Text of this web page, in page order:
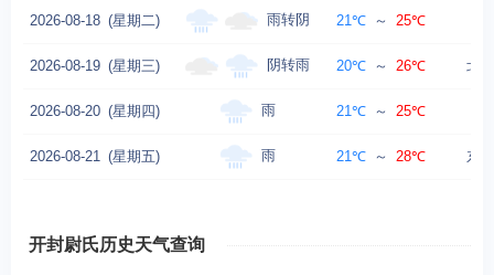
2026-08-18 (星期二) 雨转阴 21℃ ～ 25℃
2026-08-19 (星期三) 阴转雨 20℃ ～ 26℃ 北
2026-08-20 (星期四) 雨 21℃ ～ 25℃
2026-08-21 (星期五) 雨 21℃ ～ 28℃ 东
开封尉氏历史天气查询